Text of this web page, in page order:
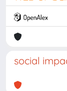
social